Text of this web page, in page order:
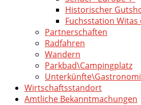
Historischer
Fuchsstation Witas
Partnerschaften
Radfahren
Wandern
Parkbad\Campingplatz
Wirtschaftsstandort
Amtliche Bekanntmachungen